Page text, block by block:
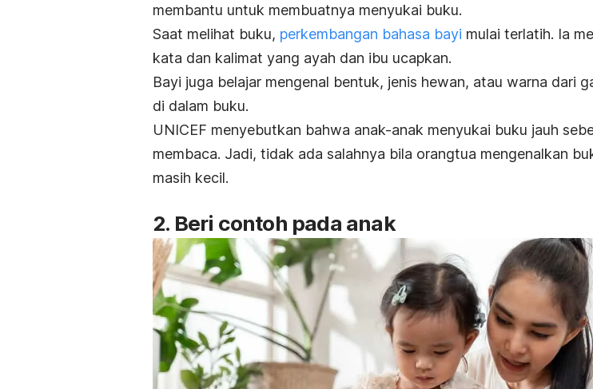
membantu untuk membuatnya menyukai buku.
Saat melihat buku, perkembangan bahasa bayi mulai terlatih. Ia
kata dan kalimat yang ayah dan ibu ucapkan.
Bayi juga belajar mengenal bentuk, jenis hewan, atau warna dari
di dalam buku.
UNICEF menyebutkan bahwa anak-anak menyukai buku jauh
membaca. Jadi, tidak ada salahnya bila orangtua mengenalkan
masih kecil.
2. Beri contoh pada anak